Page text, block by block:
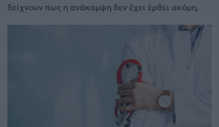
δείχνουν πως η ανάκαμψη δεν έχει έρθει ακόμη.